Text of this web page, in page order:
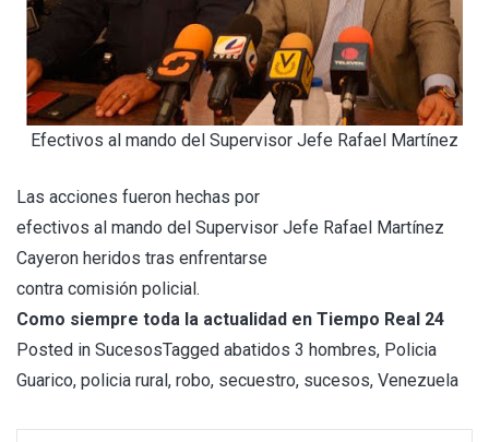
Efectivos al mando del Supervisor Jefe Rafael Martínez
Las acciones fueron hechas por
efectivos al mando del Supervisor Jefe Rafael Martínez
Cayeron heridos tras enfrentarse
contra comisión policial.
Como siempre toda la actualidad en Tiempo Real 24
Posted in SucesosTagged abatidos 3 hombres, Policia
Guarico, policia rural, robo, secuestro, sucesos, Venezuela